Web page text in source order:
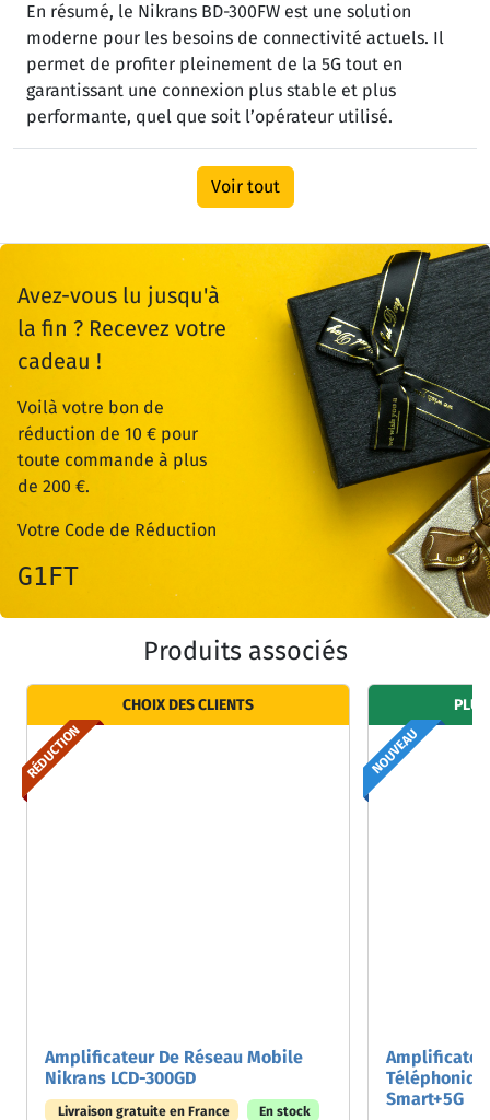
En résumé, le Nikrans BD-300FW est une solution
moderne pour les besoins de connectivité actuels. Il
permet de profiter pleinement de la 5G tout en
garantissant une connexion plus stable et plus
performante, quel que soit l’opérateur utilisé.
Voir tout
Avez-vous lu jusqu'à
la fin ? Recevez votre
cadeau !
Voilà votre bon de
réduction de 10 € pour
toute commande à plus
de 200 €.
Votre Code de Réduction
G1FT
Produits associés
CHOIX DES CLIENTS
RÉDUCTION
Amplificateur De Réseau Mobile
Nikrans LCD-300GD
Livraison gratuite en France En stock
NOUVEAU
Smart+5G